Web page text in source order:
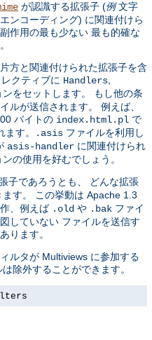
が認識する拡張子 (例文字
ンコーディング) に関連付けら
作用の最も少ない 最も的確な
方と関連付けられた拡張子を含
クティブに Handlers,
をセットします。 もし他の条
ルが送信されます。 例えば、
バイトの index.html.pl で
す。 .asis ファイルを利用し
asis-handler に関連付けられ
の使用を好むでしょう。
子であろうとも、 どんな拡張
ます。 この挙動は Apache 1.3
、例えば .old や .bak ファイ
していない ファイルを送信す
ります。
ルタが Multiviews に参加する
除外することができます。